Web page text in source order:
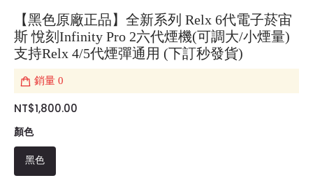
【黑色原廠正品】全新系列 Relx 6代電子菸宙
斯 悅刻Infinity Pro 2六代煙機(可調大/小煙量)
支持Relx 4/5代煙彈通用 (下訂秒發貨)
銷量 0
NT$1,800.00
顏色
黑色